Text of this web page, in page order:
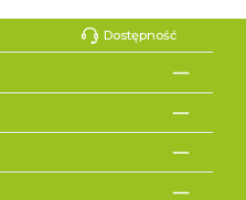
Dostępność